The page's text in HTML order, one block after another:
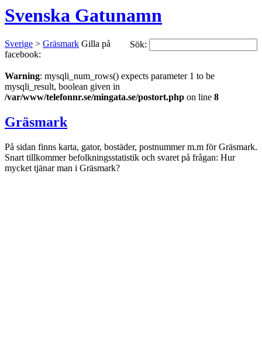
Svenska Gatunamn
Sverige > Gräsmark Sök:
Gilla på
facebook:
Warning: mysqli_num_rows() expects parameter 1 to be
mysqli_result, boolean given in
/var/www/telefonnr.se/mingata.se/postort.php on line 8
Gräsmark
På sidan finns karta, gator, bostäder, postnummer m.m för Gräsmark.
Snart tillkommer befolkningsstatistik och svaret på frågan: Hur
mycket tjänar man i Gräsmark?